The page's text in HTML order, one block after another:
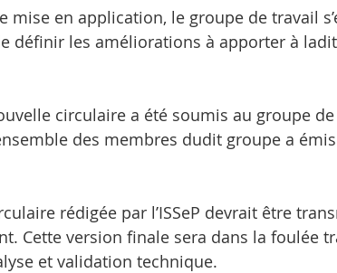
mise en application, le groupe de travail
définir les améliorations à apporter à
circulaire a été soumis au groupe
des membres dudit groupe a
rédigée par l’ISSeP devrait être
Cette version finale sera dans la foulée
et validation technique.